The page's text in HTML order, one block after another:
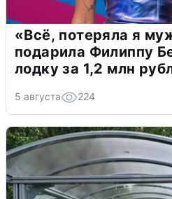
«Всё, потеряла я
подарила Филиппу
лодку за 1,2 млн
5 августа 224